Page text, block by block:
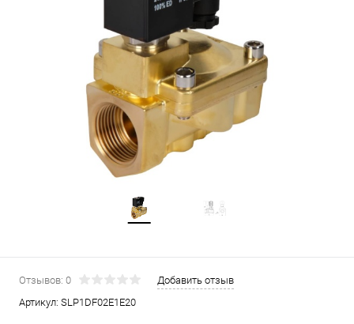
Отзывов: 0
Добавить отзыв
Артикул: SLP1DF02E1E20